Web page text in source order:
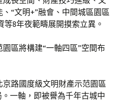
“文明+”融會、中間城區園區
等8年夜範疇展開摸索立異。
區將構建“一軸四區”空間布
京路國度級文明財產示范園區
一軸，即被譽為千年古城中